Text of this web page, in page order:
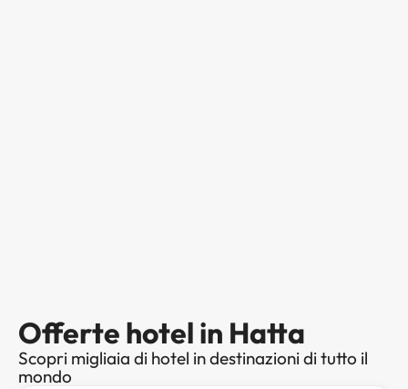
Offerte hotel in Hatta
Scopri migliaia di hotel in destinazioni di tutto il
mondo